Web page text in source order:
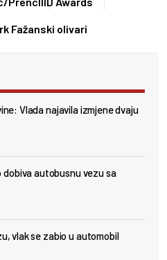
Fažanski olivari
Vlada najavila izmjene dvaju
autobusnu vezu sa
vlak se zabio u automobil